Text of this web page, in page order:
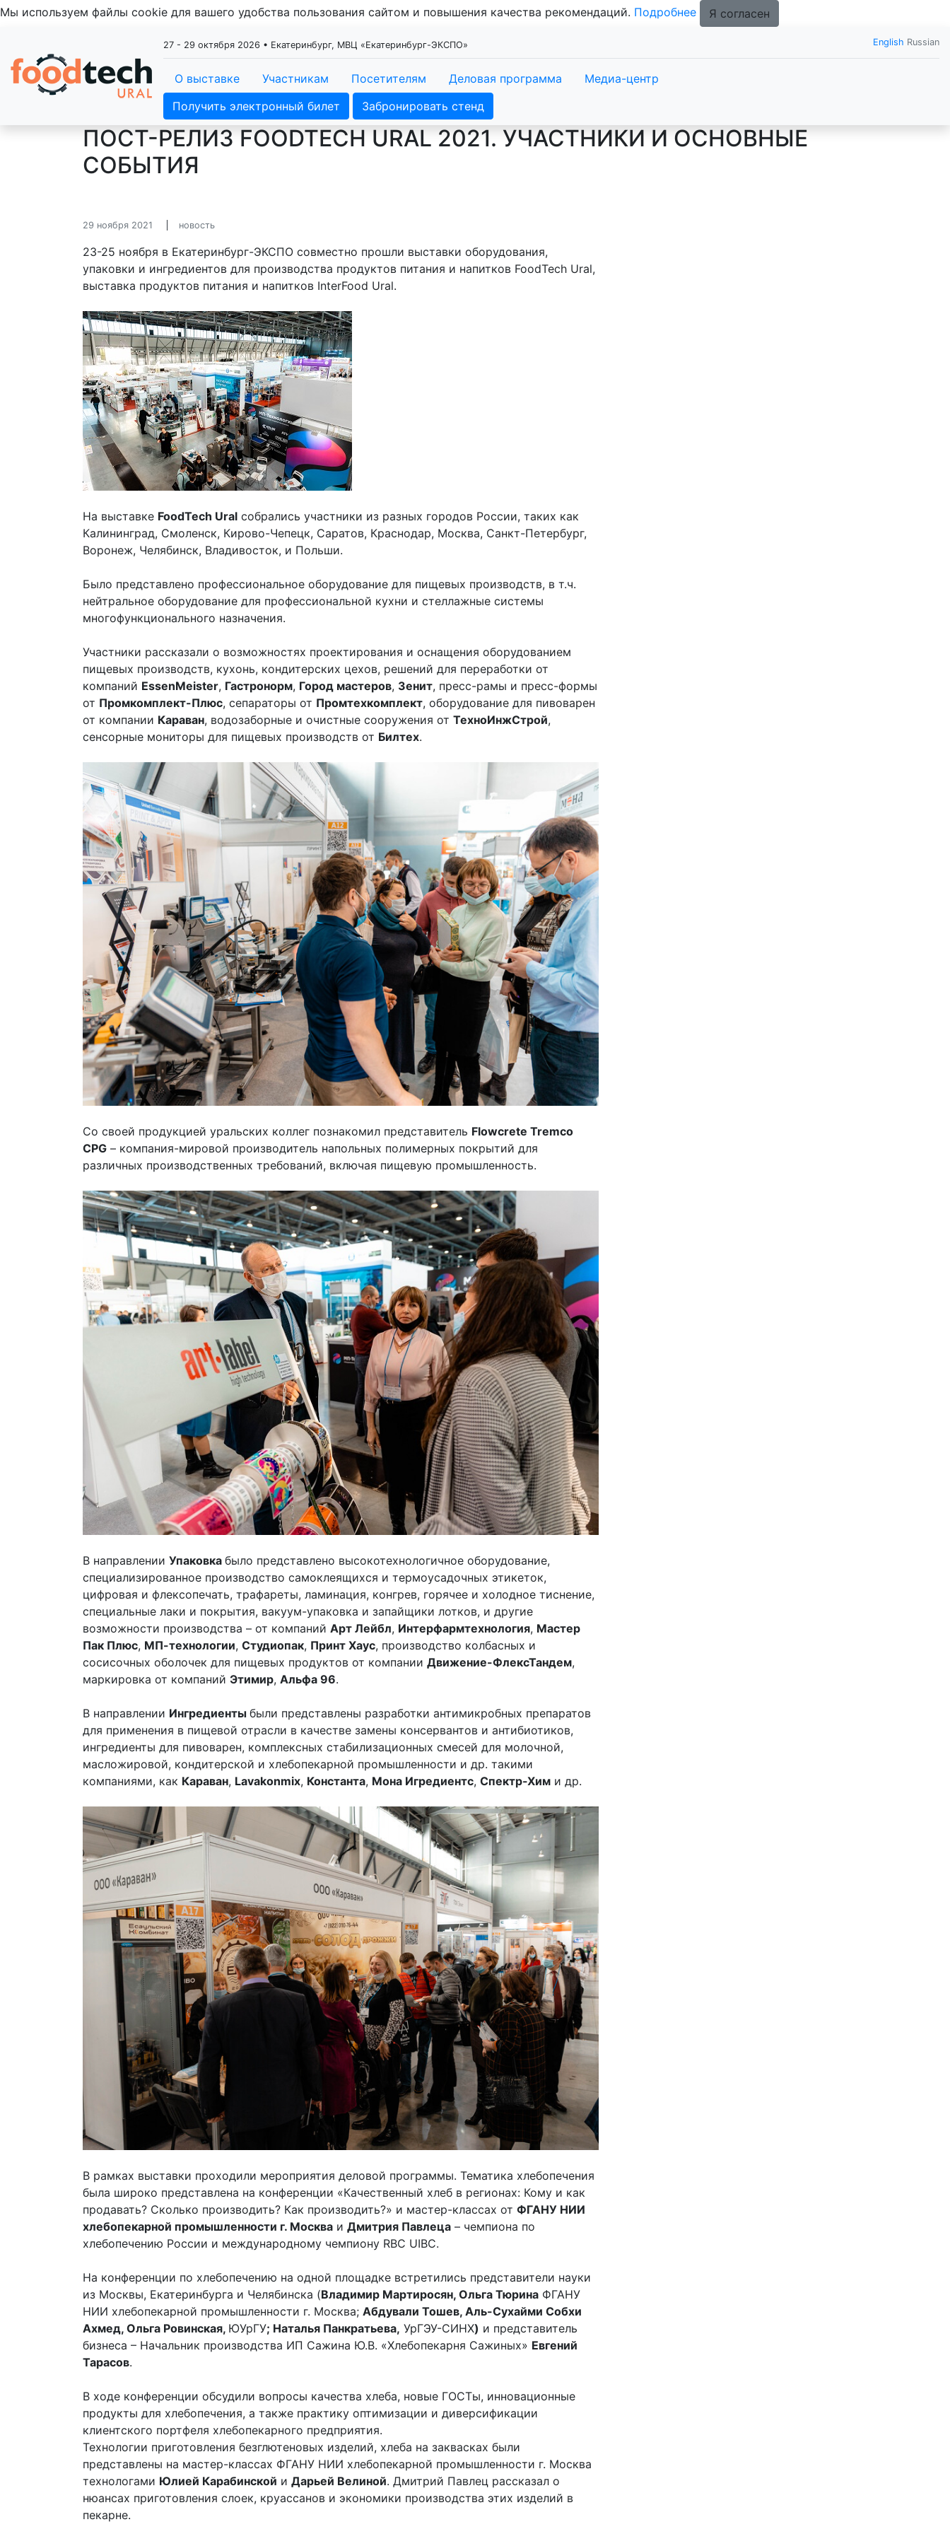
Мы используем файлы cookie для вашего удобства пользования сайтом и повышения качества рекомендаций. Подробнее Я согласен
27 - 29 октября 2026 • Екатеринбург, МВЦ «Екатеринбург-ЭКСПО» English Russian
О выставке Участникам Посетителям Деловая программа
Медиа-центр
Получить электронный билет
Забронировать стенд
ПОСТ-РЕЛИЗ FOODTECH URAL 2021. УЧАСТНИКИ И ОСНОВНЫЕ
СОБЫТИЯ
29 ноября 2021 новость
23-25 ноября в Екатеринбург-ЭКСПО совместно прошли выставки оборудования,
упаковки и ингредиентов для производства продуктов питания и напитков FoodTech Ural,
выставка продуктов питания и напитков InterFood Ural.
На выставке FoodTech Ural собрались участники из разных городов России, таких как
Калининград, Смоленск, Кирово-Чепецк, Саратов, Краснодар, Москва, Санкт-Петербург,
Воронеж, Челябинск, Владивосток, и Польши.
Было представлено профессиональное оборудование для пищевых производств, в т.ч.
нейтральное оборудование для профессиональной кухни и стеллажные системы
многофункционального назначения.
Участники рассказали о возможностях проектирования и оснащения оборудованием
пищевых производств, кухонь, кондитерских цехов, решений для переработки от
компаний EssenMeister, Гастронорм, Город мастеров, Зенит, пресс-рамы и пресс-формы
от Промкомплект-Плюс, сепараторы от Промтехкомплект, оборудование для пивоварен
от компании Караван, водозаборные и очистные сооружения от ТехноИнжСтрой,
сенсорные мониторы для пищевых производств от Билтех.
Со своей продукцией уральских коллег познакомил представитель Flowcrete Tremco
CPG – компания-мировой производитель напольных полимерных покрытий для
различных производственных требований, включая пищевую промышленность.
В направлении Упаковка было представлено высокотехнологичное оборудование,
специализированное производство самоклеящихся и термоусадочных этикеток,
цифровая и флексопечать, трафареты, ламинация, конгрев, горячее и холодное тиснение,
специальные лаки и покрытия, вакуум-упаковка и запайщики лотков, и другие
возможности производства – от компаний Арт Лейбл, Интерфармтехнология, Мастер
Пак Плюс, МП-технологии, Студиопак, Принт Хаус, производство колбасных и
сосисочных оболочек для пищевых продуктов от компании Движение-ФлексТандем,
маркировка от компаний Этимир, Альфа 96.
В направлении Ингредиенты были представлены разработки антимикробных препаратов
для применения в пищевой отрасли в качестве замены консервантов и антибиотиков,
ингредиенты для пивоварен, комплексных стабилизационных смесей для молочной,
масложировой, кондитерской и хлебопекарной промышленности и др. такими
компаниями, как Караван, Lavakonmix, Константа, Мона Игредиентс, Спектр-Хим и др.
В рамках выставки проходили мероприятия деловой программы. Тематика хлебопечения
была широко представлена на конференции «Качественный хлеб в регионах: Кому и как
продавать? Сколько производить? Как производить?» и мастер-классах от ФГАНУ НИИ
хлебопекарной промышленности г. Москва и Дмитрия Павлеца – чемпиона по
хлебопечению России и международному чемпиону RBC UIBC.
На конференции по хлебопечению на одной площадке встретились представители науки
из Москвы, Екатеринбурга и Челябинска (Владимир Мартиросян, Ольга Тюрина ФГАНУ
НИИ хлебопекарной промышленности г. Москва; Абдували Тошев, Аль-Сухайми Собхи
Ахмед, Ольга Ровинская, ЮУрГУ; Наталья Панкратьева, УрГЭУ-СИНХ) и представитель
бизнеса – Начальник производства ИП Сажина Ю.В. «Хлебопекарня Сажиных» Евгений
Тарасов.
В ходе конференции обсудили вопросы качества хлеба, новые ГОСТы, инновационные
продукты для хлебопечения, а также практику оптимизации и диверсификации
клиентского портфеля хлебопекарного предприятия.
Технологии приготовления безглютеновых изделий, хлеба на заквасках были
представлены на мастер-классах ФГАНУ НИИ хлебопекарной промышленности г. Москва
технологами Юлией Карабинской и Дарьей Велиной. Дмитрий Павлец рассказал о
нюансах приготовления слоек, круассанов и экономики производства этих изделий в
пекарне.